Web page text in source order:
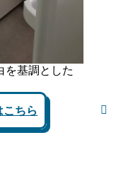
基調とした
ちら